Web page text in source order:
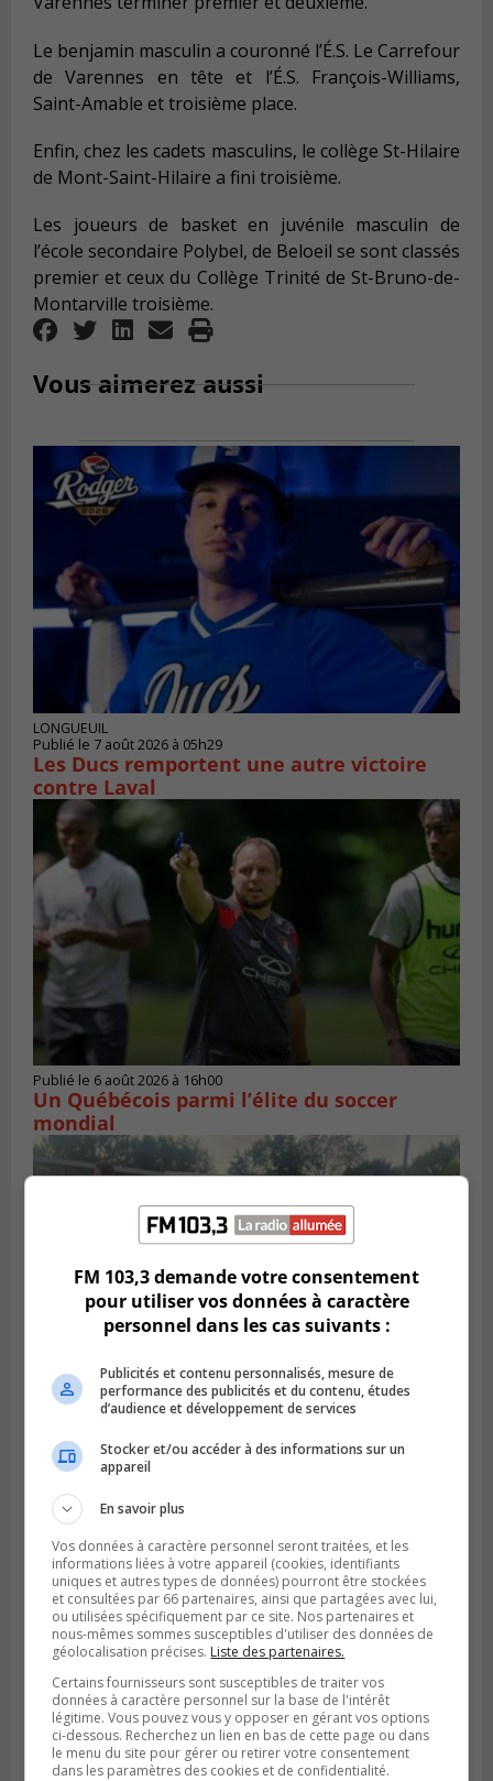
Le benjamin masculin a couronné l’É.S. Le Carrefour
de Varennes en tête et l’É.S. François-Williams,
Saint-Amable et troisième place.
Enfin, chez les cadets masculins, le collège St-Hilaire
de Mont-Saint-Hilaire a fini troisième.
Les joueurs de basket en juvénile masculin de
l’école secondaire Polybel, de Beloeil se sont classés
premier et ceux du Collège Trinité de St-Bruno-de-
Montarville troisième.
Vous aimerez aussi
LONGUEUIL
Publié le 7 août 2026 à 05h29
Les Ducs remportent une autre victoire
contre Laval
Publié le 6 août 2026 à 16h00
Un Québécois parmi l’élite du soccer
mondial
LONGUEUIL
Une poussée tardive propulse les Ducs
vers la victoire à Laval
LONGUEUIL
FM 103,3 demande votre consentement
pour utiliser vos données à caractère
personnel dans les cas suivants :
Publicités et contenu personnalisés, mesure de
performance des publicités et du contenu, études
d’audience et développement de services
Stocker et/ou accéder à des informations sur un
appareil
En savoir plus
Vos données à caractère personnel seront traitées, et les
informations liées à votre appareil (cookies, identifiants
uniques et autres types de données) pourront être stockées
et consultées par 66 partenaires, ainsi que partagées avec lui,
ou utilisées spécifiquement par ce site. Nos partenaires et
nous-mêmes sommes susceptibles d'utiliser des données de
géolocalisation précises. Liste des partenaires.
Certains fournisseurs sont susceptibles de traiter vos
données à caractère personnel sur la base de l'intérêt
légitime. Vous pouvez vous y opposer en gérant vos options
ci-dessous. Recherchez un lien en bas de cette page ou dans
le menu du site pour gérer ou retirer votre consentement
dans les paramètres des cookies et de confidentialité.